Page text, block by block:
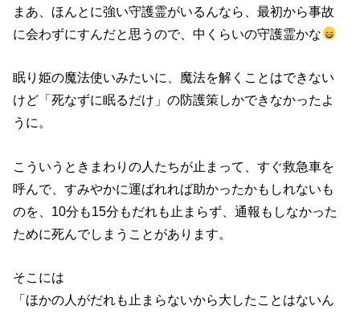
まあ、ほんとに強い守護霊がいるんなら、最初から事故
に会わずにすんだと思うので、中くらいの守護霊かな
眠り姫の魔法使いみたいに、魔法を解くことはできない
けど「死なずに眠るだけ」の防護策しかできなかったよ
うに。
こういうときまわりの人たちが止まって、すぐ救急車を
呼んで、すみやかに運ばれれば助かったかもしれないも
のを、10分も15分もだれも止まらず、通報もしなかった
ために死んでしまうことがあります。
そこには
「ほかの人がだれも止まらないから大したことはないん